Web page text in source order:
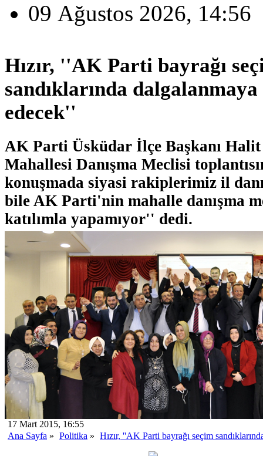
09 Ağustos 2026, 14:56
Hızır, ''AK Parti bayrağı
sandıklarında
edecek''
AK Parti Üsküdar İlçe Başkanı Halit
Mahallesi Danışma Meclisi
konuşmada siyasi rakiplerimiz il
bile AK Parti'nin mahalle danışma
katılımla yapamıyor'' dedi.
17 Mart 2015, 16:55
Ana Sayfa » Politika » Hızır, ''AK Parti bayrağı seçim